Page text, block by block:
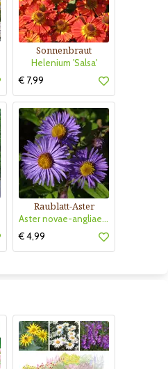
Sonnenbraut
Helenium 'Salsa'
€ 7,99
Raublatt-Aster
Aster novae-angliae 'Barr's Blue'
€ 4,99